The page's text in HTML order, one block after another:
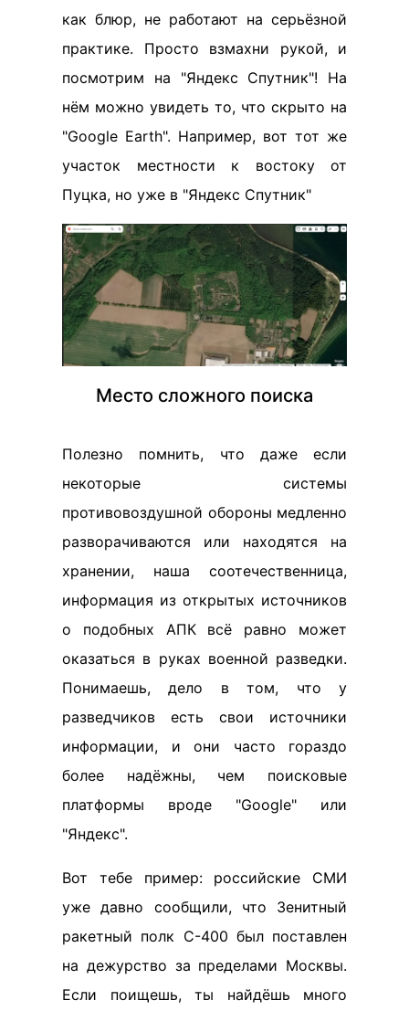
как блюр, не работают на серьёзной
практике. Просто взмахни рукой, и
посмотрим на "Яндекс Спутник"! На
нём можно увидеть то, что скрыто на
"Google Earth". Например, вот тот же
участок местности к востоку от
Пуцка, но уже в "Яндекс Спутник"
Место сложного поиска
Полезно помнить, что даже если
некоторые системы
противовоздушной обороны медленно
разворачиваются или находятся на
хранении, наша соотечественница,
информация из открытых источников
о подобных АПК всё равно может
оказаться в руках военной разведки.
Понимаешь, дело в том, что у
разведчиков есть свои источники
информации, и они часто гораздо
более надёжны, чем поисковые
платформы вроде "Google" или
"Яндекс".
Вот тебе пример: российские СМИ
уже давно сообщили, что Зенитный
ракетный полк С-400 был поставлен
на дежурство за пределами Москвы.
Если поищешь, ты найдёшь много